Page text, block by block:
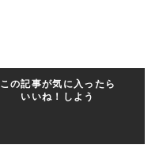
この記事が気に入ったら
いいね！しよう